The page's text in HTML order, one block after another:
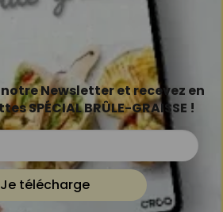
Newsletter et recevez en
SPÉCIAL BRÛLE-GRAISSE !
Je télécharge